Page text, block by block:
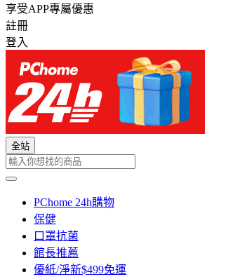
享受APP專屬優惠
註冊
登入
全站
PChome 24h購物
保健
口罩抗菌
館長推薦
優紙/淨新$499免運